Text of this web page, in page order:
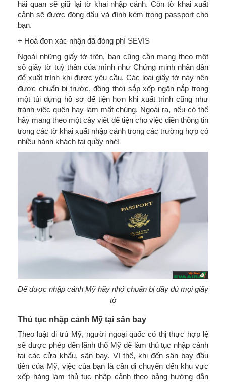
hải quan sẽ giữ lại tờ khai nhập cảnh. Còn tờ khai xuất
cảnh sẽ được đóng dấu và đính kèm trong passport cho
bạn.
+ Hoá đơn xác nhận đã đóng phí SEVIS
Ngoài những giấy tờ trên, bạn cũng cần mang theo một
số giấy tờ tuỳ thân của mình như Chứng minh nhân dân
để xuất trình khi được yêu cầu. Các loại giấy tờ này nên
được chuẩn bị trước, đồng thời sắp xếp ngăn nắp trong
một túi đựng hồ sơ để tiện hơn khi xuất trình cũng như
tránh việc quên hay làm mất chúng. Ngoài ra, nếu có thể
hãy mang theo một cây viết để tiện cho việc điền thông tin
trong các tờ khai xuất nhập cảnh trong các trường hợp có
nhiều hành khách tại quầy nhé!
Để được nhập cảnh Mỹ hãy nhớ chuẩn bị đầy đủ mọi giấy
tờ
Thủ tục nhập cảnh Mỹ tại sân bay
Theo luật di trú Mỹ, người ngoại quốc có thị thực hợp lệ
sẽ được phép đến lãnh thổ Mỹ để làm thủ tục nhập cảnh
tại các cửa khẩu, sân bay. Vì thế, khi đến sân bay đầu
tiên của Mỹ, việc của bạn là cần di chuyển đến khu vực
xếp hàng làm thủ tục nhập cảnh theo bảng hướng dẫn